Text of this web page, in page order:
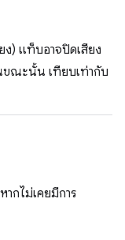
) แท็บอาจปิดเสียง
ขณะนั้น เทียบเท่ากับ
กไม่เคยมีการ